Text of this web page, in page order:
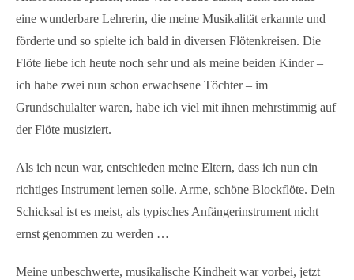
eine wunderbare Lehrerin, die meine Musikalität erkannte und
förderte und so spielte ich bald in diversen Flötenkreisen. Die
Flöte liebe ich heute noch sehr und als meine beiden Kinder –
ich habe zwei nun schon erwachsene Töchter – im
Grundschulalter waren, habe ich viel mit ihnen mehrstimmig auf
der Flöte musiziert.
Als ich neun war, entschieden meine Eltern, dass ich nun ein
richtiges Instrument lernen solle. Arme, schöne Blockflöte. Dein
Schicksal ist es meist, als typisches Anfängerinstrument nicht
ernst genommen zu werden …
Meine unbeschwerte, musikalische Kindheit war vorbei, jetzt